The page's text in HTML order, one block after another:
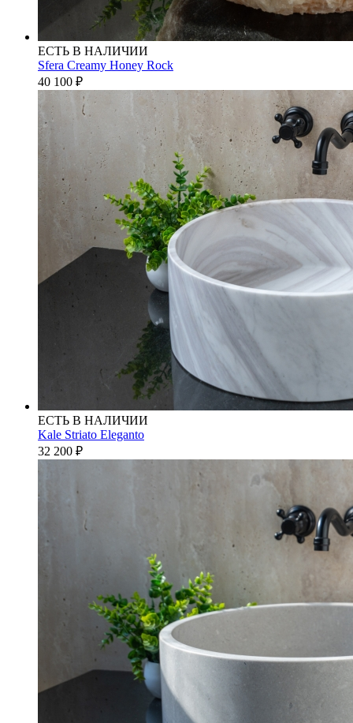
ЕСТЬ В НАЛИЧИИ
Sfera Creamy Honey Rock
40 100 ₽
ЕСТЬ В НАЛИЧИИ
Kale Striato Eleganto
32 200 ₽